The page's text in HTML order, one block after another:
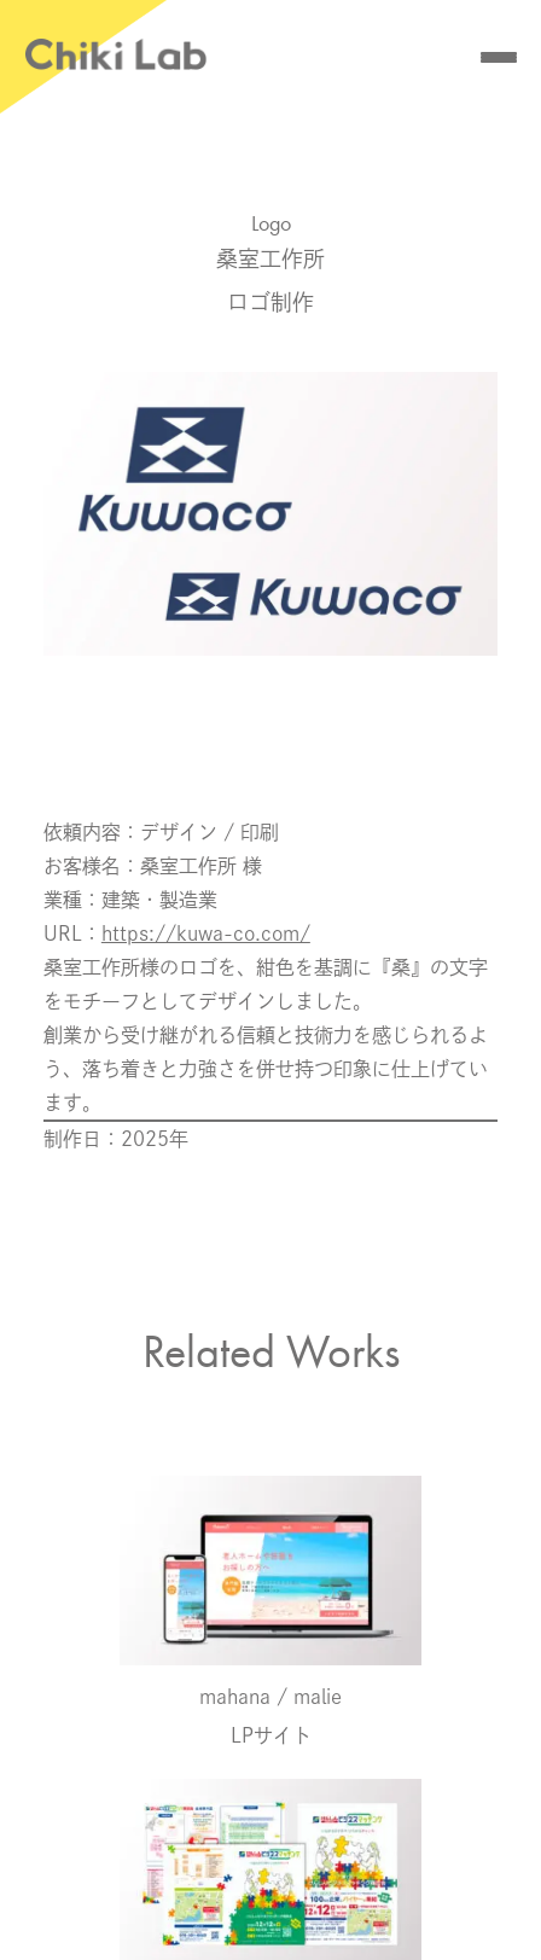
content
Contact
Logo
桑室工作所
ロゴ制作
依頼内容：デザイン / 印刷
お客様名：桑室工作所 様
業種：建築・製造業
URL： https://kuwa-co.com/
桑室工作所様のロゴを、紺色を基調に『桑』の文字
をモチーフとしてデザインしました。
創業から受け継がれる信頼と技術力を感じられるよ
う、落ち着きと力強さを併せ持つ印象に仕上げてい
ます。
制作日：2025年
Related Works
mahana / malie
LPサイト